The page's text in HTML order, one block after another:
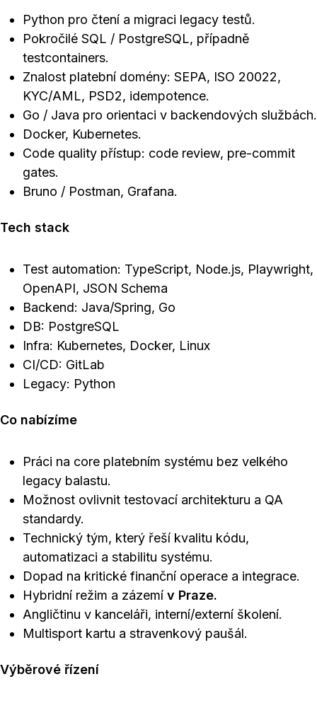
Python pro čtení a migraci legacy testů.
Pokročilé SQL / PostgreSQL, případně
testcontainers.
Znalost platební domény: SEPA, ISO 20022,
KYC/AML, PSD2, idempotence.
Go / Java pro orientaci v backendových službách.
Docker, Kubernetes.
Code quality přístup: code review, pre-commit
gates.
Bruno / Postman, Grafana.
Tech stack
Test automation: TypeScript, Node.js, Playwright,
OpenAPI, JSON Schema
Backend: Java/Spring, Go
DB: PostgreSQL
Infra: Kubernetes, Docker, Linux
CI/CD: GitLab
Legacy: Python
Co nabízíme
Práci na core platebním systému bez velkého
legacy balastu.
Možnost ovlivnit testovací architekturu a QA
standardy.
Technický tým, který řeší kvalitu kódu,
automatizaci a stabilitu systému.
Dopad na kritické finanční operace a integrace.
Hybridní režim a zázemí v Praze.
Angličtinu v kanceláři, interní/externí školení.
Multisport kartu a stravenkový paušál.
Výběrové řízení